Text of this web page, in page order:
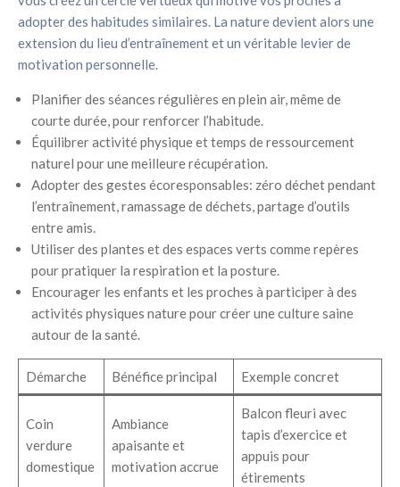
adopter des habitudes similaires. La nature devient alors une
extension du lieu d’entraînement et un véritable levier de
motivation personnelle.
Planifier des séances régulières en plein air, même de
courte durée, pour renforcer l’habitude.
Équilibrer activité physique et temps de ressourcement
naturel pour une meilleure récupération.
Adopter des gestes écoresponsables: zéro déchet pendant
l’entraînement, ramassage de déchets, partage d’outils
entre amis.
Utiliser des plantes et des espaces verts comme repères
pour pratiquer la respiration et la posture.
Encourager les enfants et les proches à participer à des
activités physiques nature pour créer une culture saine
autour de la santé.
Démarche Bénéfice principal Exemple concret
Coin
verdure
domestique
Ambiance
apaisante et
motivation accrue
Balcon fleuri avec
tapis d’exercice et
appuis pour
étirements